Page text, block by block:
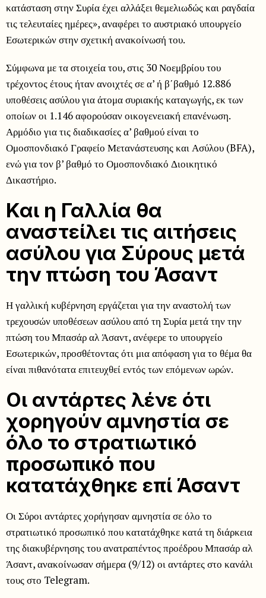
κατάσταση στην Συρία έχει αλλάξει θεμελιωδώς και ραγδαία
τις τελευταίες ημέρες», αναφέρει το αυστριακό υπουργείο
Εσωτερικών στην σχετική ανακοίνωσή του.
Σύμφωνα με τα στοιχεία του, στις 30 Νοεμβρίου του
τρέχοντος έτους ήταν ανοιχτές σε α’ ή β΄βαθμό 12.886
υποθέσεις ασύλου για άτομα συριακής καταγωγής, εκ των
οποίων οι 1.146 αφορούσαν οικογενειακή επανένωση.
Αρμόδιο για τις διαδικασίες α’ βαθμού είναι το
Ομοσπονδιακό Γραφείο Μετανάστευσης και Ασύλου (BFA),
ενώ για τον β’ βαθμό το Ομοσπονδιακό Διοικητικό
Δικαστήριο.
Και η Γαλλία θα
αναστείλει τις αιτήσεις
ασύλου για Σύρους μετά
την πτώση του Άσαντ
Η γαλλική κυβέρνηση εργάζεται για την αναστολή των
τρεχουσών υποθέσεων ασύλου από τη Συρία μετά την την
πτώση του Μπασάρ αλ Άσαντ, ανέφερε το υπουργείο
Εσωτερικών, προσθέτοντας ότι μια απόφαση για το θέμα θα
είναι πιθανότατα επιτευχθεί εντός των επόμενων ωρών.
Οι αντάρτες λένε ότι
χορηγούν αμνηστία σε
όλο το στρατιωτικό
προσωπικό που
κατατάχθηκε επί Άσαντ
Οι Σύροι αντάρτες χορήγησαν αμνηστία σε όλο το
στρατιωτικό προσωπικό που κατατάχθηκε κατά τη διάρκεια
της διακυβέρνησης του ανατραπέντος προέδρου Μπασάρ αλ
Άσαντ, ανακοίνωσαν σήμερα (9/12) οι αντάρτες στο κανάλι
τους στο Telegram.